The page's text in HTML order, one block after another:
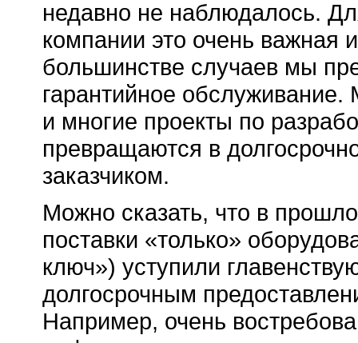
недавно не наблюдалось.
компании это очень важная
большинстве случаев мы
гарантийное
и многие проекты по
превращаются в
заказчиком.
Можно сказать, что в
поставки «только»
ключ») уступили
долгосрочным
Например, очень